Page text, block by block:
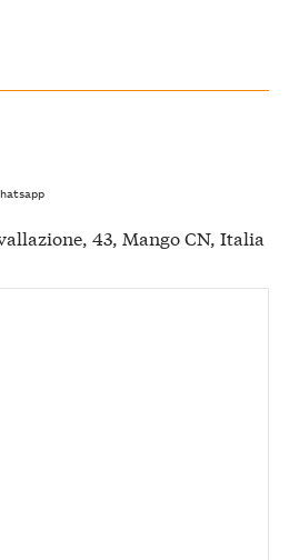
43, Mango CN, Italia